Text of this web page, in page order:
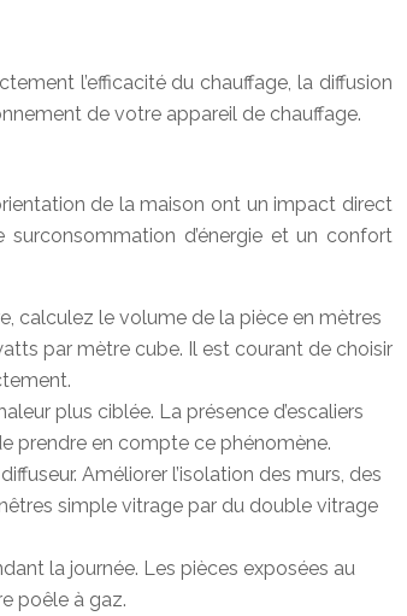
l’efficacité du chauffage, la diffusion
de votre appareil de chauffage.
de la maison ont un impact direct
d’énergie et un confort
calculez le volume de la pièce en mètres
par mètre cube. Il est courant de choisir
plus ciblée. La présence d’escaliers
prendre en compte ce phénomène.
Améliorer l’isolation des murs, des
simple vitrage par du double vitrage
la journée. Les pièces exposées au
poêle à gaz.